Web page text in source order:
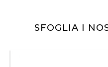
SFOGLIA I